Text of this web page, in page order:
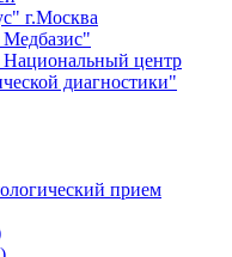
г.Москва
центр
диагностики"
прием